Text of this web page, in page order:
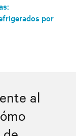
por
al